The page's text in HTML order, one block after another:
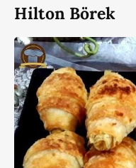
Hilton Börek